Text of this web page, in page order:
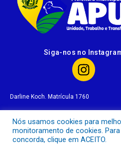
Siga-nos no
Darline Koch. Matrícula 1760
Todos os direitos reservados
Nós usamos cookies para
monitoramento de cookies.
concorda, clique em ACEITO.